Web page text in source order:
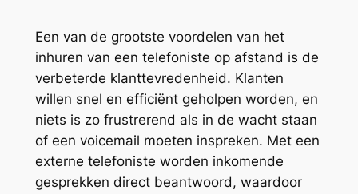
Een van de grootste voordelen van het
inhuren van een telefoniste op afstand is de
verbeterde klanttevredenheid. Klanten
willen snel en efficiënt geholpen worden, en
niets is zo frustrerend als in de wacht staan
of een voicemail moeten inspreken. Met een
externe telefoniste worden inkomende
gesprekken direct beantwoord, waardoor